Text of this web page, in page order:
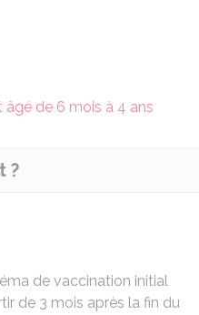
de 6 mois à 4 ans
?
de vaccination initial
de 3 mois après la fin du